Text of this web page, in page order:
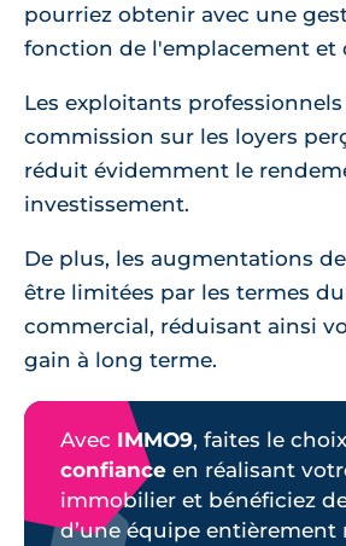
pourriez obtenir avec une
fonction de l'emplacement et
Les exploitants
commission sur les loyers
réduit évidemment le
investissement.
De plus, les augmentations
être limitées par les termes
commercial, réduisant ainsi
gain à long terme.
Avec IMMO9, faites le
confiance en réalisant
immobilier et bénéficiez
d’une équipe entièrement